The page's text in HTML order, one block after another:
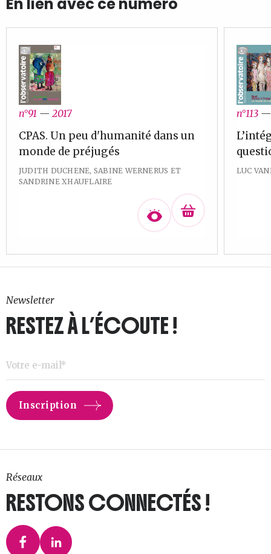
En lien avec ce numéro
n°91 — 2017
CPAS. Un peu d'humanité dans un
monde de préjugés
JUDITH DUCHENE, SABINE WERNERUS ET
SANDRINE XHAUFLAIRE
n°113
LUC
Newsletter
RESTEZ À L’ÉCOUTE !
Réseaux
RESTONS CONNECTÉS !